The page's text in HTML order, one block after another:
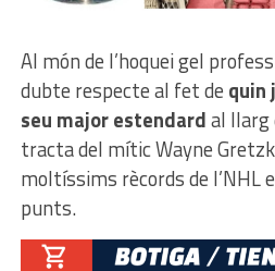
Al món de l’hoquei gel
dubte respecte al fet de quin
seu major estendardal llarg
tracta del mític Wayne
moltíssims rècords de l’NHL
punts.